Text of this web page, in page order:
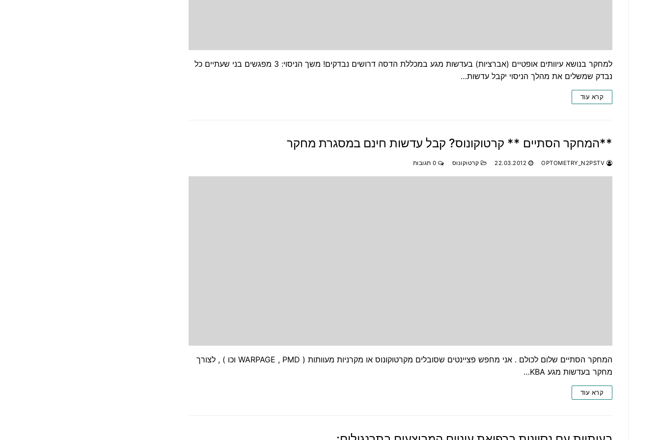
למחקר בנושא עיוותים אופטיים (אברציות) בעדשות מגע במכללת הדסה דרושים נבדקים! משך הניסוי: 3 מפגשים בני שעתיים כל
נבדק שמשלים את מהלך הניסוי יקבל עדשות…
קרא עוד
**המחקר הסתיים ** קרטוקונוס? קבל עדשות חינם במסגרת מחקר
22.03.2012 קרטוקונוס
המחקר הסתיים שלום לכולם . אני מחפש פציינטים שסובלים מקרטוקונוס או מקרניות מעוותות ( WARPAGE , PMD וכו ) , לצורך
מחקר בעדשות מגע KBA…
קרא עוד